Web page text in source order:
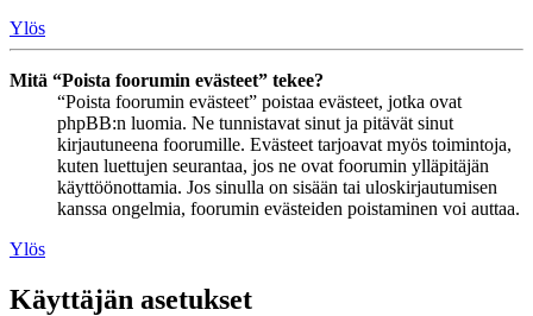
Ylös
Mitä “Poista foorumin evästeet” tekee?
“Poista foorumin evästeet” poistaa evästeet, jotka ovat
phpBB:n luomia. Ne tunnistavat sinut ja pitävät sinut
kirjautuneena foorumille. Evästeet tarjoavat myös toimintoja,
kuten luettujen seurantaa, jos ne ovat foorumin ylläpitäjän
käyttöönottamia. Jos sinulla on sisään tai uloskirjautumisen
kanssa ongelmia, foorumin evästeiden poistaminen voi auttaa.
Ylös
Käyttäjän asetukset